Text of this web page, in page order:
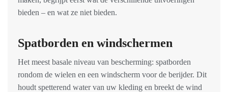
bieden – en wat ze niet bieden.
Spatborden en windschermen
Het meest basale niveau van bescherming: spatborden
rondom de wielen en een windscherm voor de berijder. Dit
houdt spetterend water van uw kleding en breekt de wind